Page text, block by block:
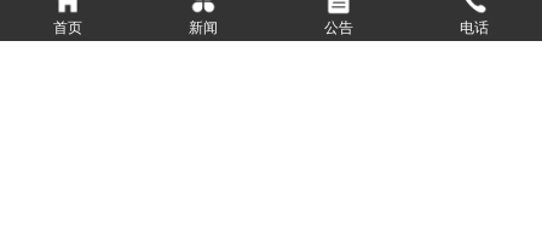
首页 新闻 公告 电话